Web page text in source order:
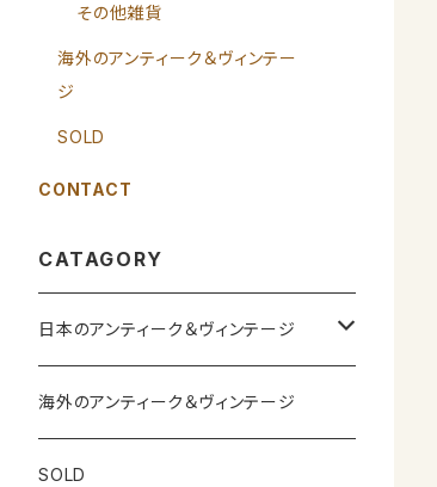
その他雑貨
海外のアンティーク＆ヴィンテー
ジ
SOLD
CONTACT
CATAGORY
日本のアンティーク＆ヴィンテージ
カップ＆ソーサー
ガラス製品
海外のアンティーク＆ヴィンテージ
SOLD